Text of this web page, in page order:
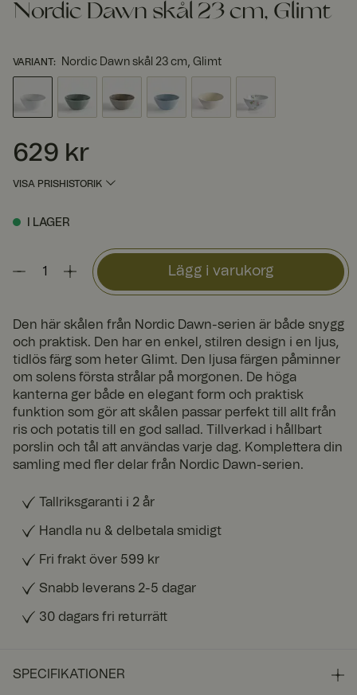
Nordic Dawn skål 23 cm, Glimt
VARIANT: Nordic Dawn skål 23 cm, Glimt
Pris:629 kr
629 kr
VISA PRISHISTORIK
I LAGER
Lägg i varukorg
Den här skålen från Nordic Dawn-serien är både snygg
och praktisk. Den har en enkel, stilren design i en ljus,
tidlös färg som heter Glimt. Den ljusa färgen påminner
om solens första strålar på morgonen. De höga
kanterna ger både en elegant form och praktisk
funktion som gör att skålen passar perfekt till allt från
ris och potatis till en god sallad. Tillverkad i hållbart
porslin och tål att användas varje dag. Komplettera din
samling med fler delar från Nordic Dawn-serien.
Tallriksgaranti i 2 år
Handla nu & delbetala smidigt
Fri frakt över 599 kr
Snabb leverans 2-5 dagar
30 dagars fri returrätt
SPECIFIKATIONER